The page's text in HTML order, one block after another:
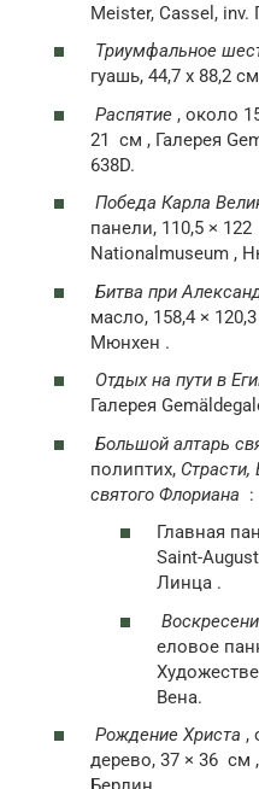
Meister, Cassel, inv.
Триумфальное
гуашь, 44,7 х 88,2
Распятие , около
21 см , Галерея
638D.
Победа Карла
панели, 110,5 × 122
Nationalmuseum ,
Битва при
масло, 158,4 × 120,3
Мюнхен .
Отдых на пути в
Галерея
Большой алтарь
полиптих, Страсти,
святого Флориана :
Главная
Saint-
Линца .
еловое
Вена.
Рождение Христа ,
дерево, 37 × 36 см